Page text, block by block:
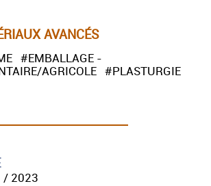
AVANCÉS
#EMBALLAGE -
AGRICOLE #PLASTURGIE
/ 2023